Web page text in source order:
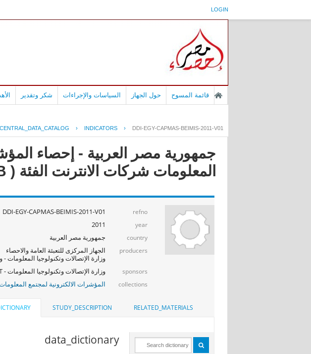
LOGIN
قائمة المسوح حول الجهاز السياسات والإجراءات شكر وتقدير
CENTRAL_DATA_CATALOG › INDICATORS › DDI-EGY-CAPMAS-BEIMIS-2011-V01
جمهورية مصر العربية - إحصاء
المعلومات شركات الانترنت الفئة ( A&B) 2011
refno
DDI-EGY-CAPMAS-BEIMIS-2011-V01
year
2011
country جمهورية مصر العربية
producers
الجهاز المركزى للتعبئة العامة والاحصاء
وزارة الإتصالات وتكنولوجيا المعلومات -
sponsors وزارة الإتصالات وتكنولوجيا المعلومات - MCIT - الدعم المادى
collections المؤشرات الالكترونية لمجتمع
RELATED_MATERIALS
STUDY_DESCRIPTION
data_dictionary